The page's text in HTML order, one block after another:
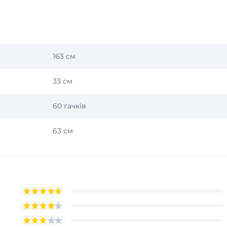
163 см
33 см
60 гачків
63 см